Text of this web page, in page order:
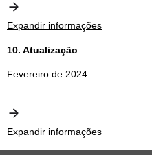
Expandir informações
10. Atualização
Fevereiro de 2024
Expandir informações